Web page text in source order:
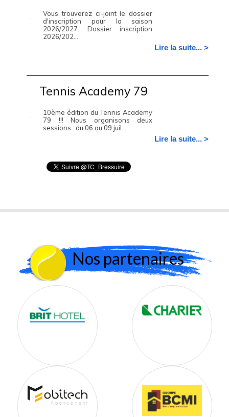
Vous trouverez ci-joint le dossier
d'inscription pour la saison
2026/2027. Dossier inscription
2026/202...
Lire la suite... >
Tennis Academy 79
10ème édition du Tennis Academy
79 !!! Nous organisons deux
sessions : du 06 au 09 juil...
Lire la suite... >
Nos partenaires